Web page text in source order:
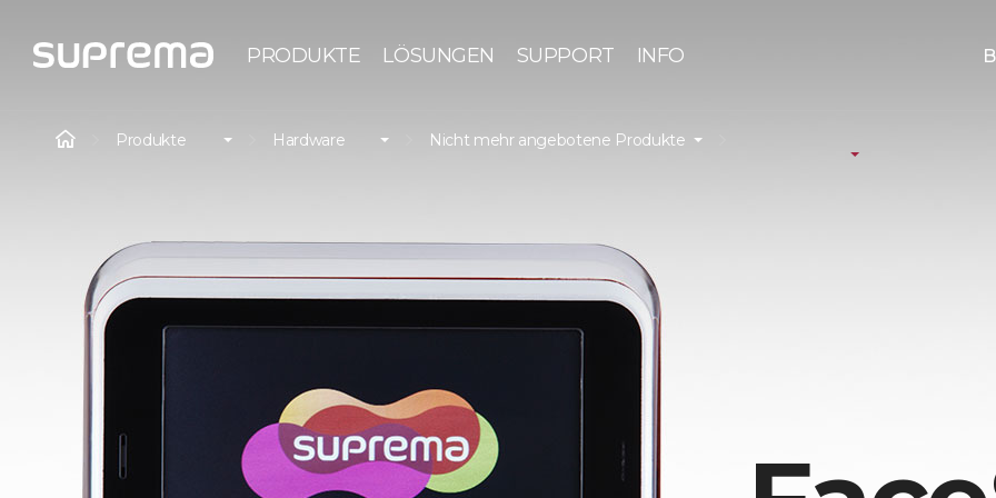
PRODUKTE LÖSUNGEN SUPPORT INFO
Produkte Hardware Nicht mehr angebotene Produkte